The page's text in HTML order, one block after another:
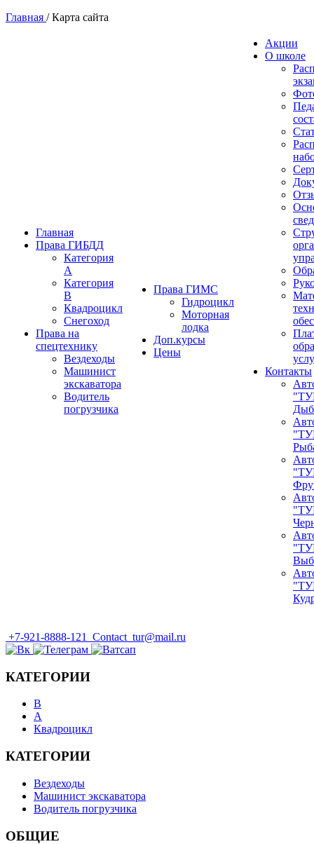
Главная /Карта сайта
Главная
Права ГИБДД
Категория
A
Категория
B
Квадроцикл
Снегоход
Права на
спецтехнику
Вездеходы
Машинист
экскаватора
Водитель
погрузчика
Права ГИМС
Гидроцикл
Моторная
лодка
Доп.курсы
Цены
Акции
О школе
Контакты
+7-921-8888-121 Contact_tur@mail.ru
КАТЕГОРИИ
B
А
Квадроцикл
КАТЕГОРИИ
Вездеходы
Машинист экскаватора
Водитель погрузчика
ОБЩИЕ